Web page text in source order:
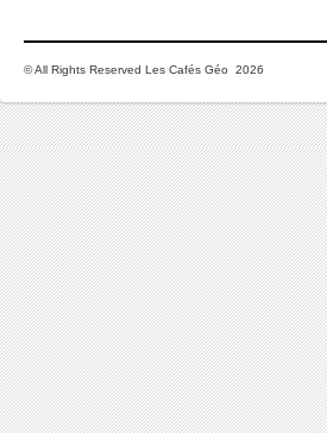
© All Rights Reserved Les Cafés Géo 2026